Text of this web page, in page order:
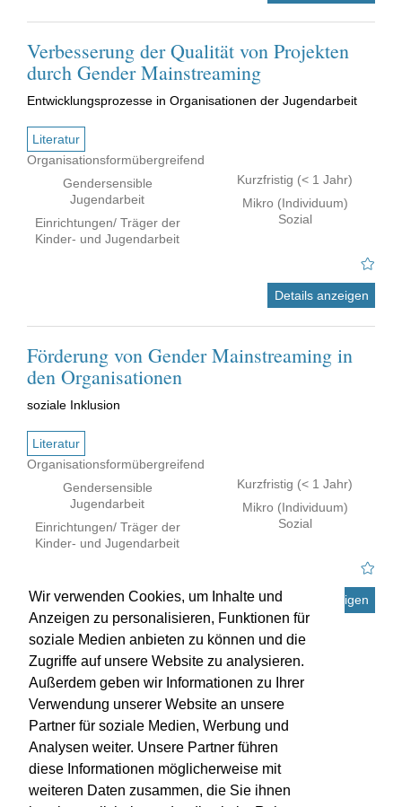
Wir verwenden Cookies, um Inhalte und
Anzeigen zu personalisieren, Funktionen für
soziale Medien anbieten zu können und die
Zugriffe auf unsere Website zu analysieren.
Außerdem geben wir Informationen zu Ihrer
Verwendung unserer Website an unsere
Partner für soziale Medien, Werbung und
Analysen weiter. Unsere Partner führen
diese Informationen möglicherweise mit
weiteren Daten zusammen, die Sie ihnen
Verbesserung der Qualität von Projekten
durch Gender Mainstreaming
Entwicklungsprozesse in Organisationen der Jugendarbeit
Literatur
Organisationsformübergreifend
Gendersensible
Jugendarbeit
Einrichtungen/ Träger der
Kinder- und Jugendarbeit
Kurzfristig (< 1 Jahr)
Mikro (Individuum)
Sozial
Details anzeigen
Förderung von Gender Mainstreaming in
den Organisationen
soziale Inklusion
Literatur
Organisationsformübergreifend
Gendersensible
Jugendarbeit
Einrichtungen/ Träger der
Kinder- und Jugendarbeit
Kurzfristig (< 1 Jahr)
Mikro (Individuum)
Sozial
Details anzeigen